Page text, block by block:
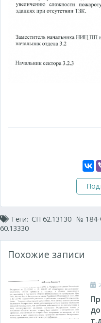
Теги: СП 62.13130 №
60.13330
Похожие записи